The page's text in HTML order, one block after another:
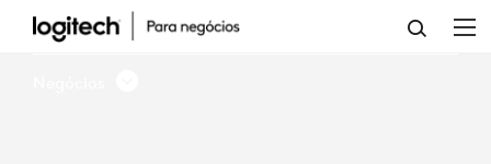
ESTUDO